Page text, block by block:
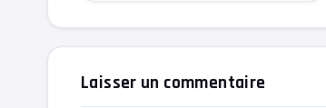
Laisser un commentaire